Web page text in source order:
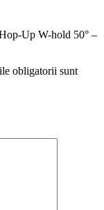
Up W-hold 50° –
obligatorii sunt